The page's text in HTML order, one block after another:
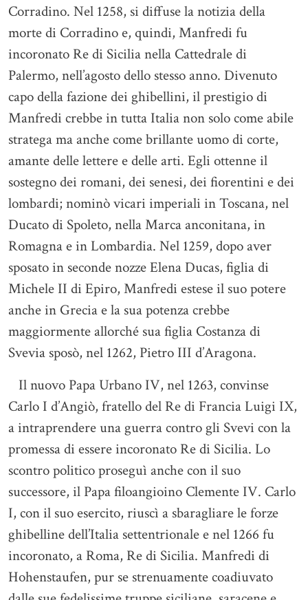
Corradino. Nel 1258, si diffuse la notizia della
morte di Corradino e, quindi, Manfredi fu
incoronato Re di Sicilia nella Cattedrale di
Palermo, nell’agosto dello stesso anno. Divenuto
capo della fazione dei ghibellini, il prestigio di
Manfredi crebbe in tutta Italia non solo come abile
stratega ma anche come brillante uomo di corte,
amante delle lettere e delle arti. Egli ottenne il
sostegno dei romani, dei senesi, dei fiorentini e dei
lombardi; nominò vicari imperiali in Toscana, nel
Ducato di Spoleto, nella Marca anconitana, in
Romagna e in Lombardia. Nel 1259, dopo aver
sposato in seconde nozze Elena Ducas, figlia di
Michele II di Epiro, Manfredi estese il suo potere
anche in Grecia e la sua potenza crebbe
maggiormente allorché sua figlia Costanza di
Svevia sposò, nel 1262, Pietro III d’Aragona.
Il nuovo Papa Urbano IV, nel 1263, convinse
Carlo I d’Angiò, fratello del Re di Francia Luigi IX,
a intraprendere una guerra contro gli Svevi con la
promessa di essere incoronato Re di Sicilia. Lo
scontro politico proseguì anche con il suo
successore, il Papa filoangioino Clemente IV. Carlo
I, con il suo esercito, riuscì a sbaragliare le forze
ghibelline dell’Italia settentrionale e nel 1266 fu
incoronato, a Roma, Re di Sicilia. Manfredi di
Hohenstaufen, pur se strenuamente coadiuvato